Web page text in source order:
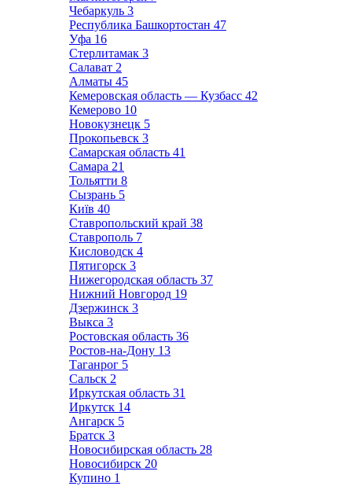
Чебаркуль 3
Республика Башкортостан 47
Уфа 16
Стерлитамак 3
Салават 2
Алматы 45
Кемеровская область — Кузбасс 42
Кемерово 10
Новокузнецк 5
Прокопьевск 3
Самарская область 41
Самара 21
Тольятти 8
Сызрань 5
Київ 40
Ставропольский край 38
Ставрополь 7
Кисловодск 4
Пятигорск 3
Нижегородская область 37
Нижний Новгород 19
Дзержинск 3
Выкса 3
Ростовская область 36
Ростов-на-Дону 13
Таганрог 5
Сальск 2
Иркутская область 31
Иркутск 14
Ангарск 5
Братск 3
Новосибирская область 28
Новосибирск 20
Купино 1